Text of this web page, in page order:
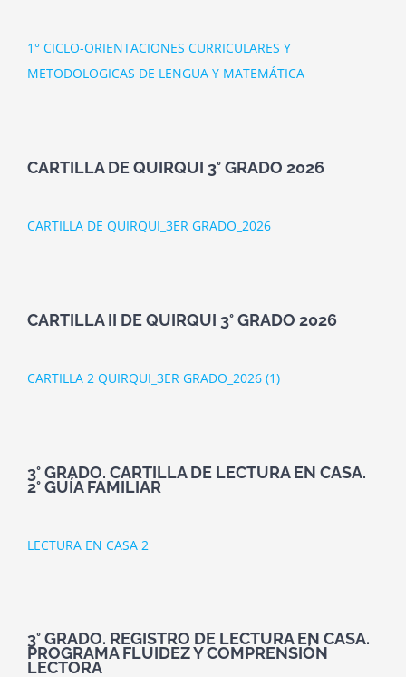
1° CICLO-ORIENTACIONES CURRICULARES Y
METODOLOGICAS DE LENGUA Y MATEMÁTICA
CARTILLA DE QUIRQUI 3° GRADO 2026
CARTILLA DE QUIRQUI_3ER GRADO_2026
CARTILLA II DE QUIRQUI 3° GRADO 2026
CARTILLA 2 QUIRQUI_3ER GRADO_2026 (1)
3° GRADO. CARTILLA DE LECTURA EN CASA.
2° GUÍA FAMILIAR
LECTURA EN CASA 2
3° GRADO. REGISTRO DE LECTURA EN CASA.
PROGRAMA FLUIDEZ Y COMPRENSIÓN
LECTORA